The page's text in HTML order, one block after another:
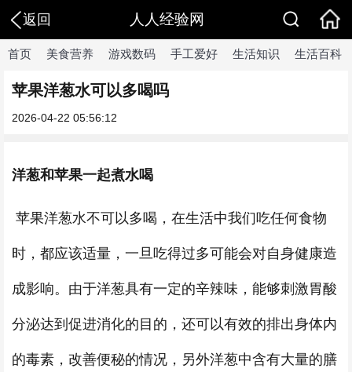
返回 人人经验网
首页 美食营养 游戏数码 手工爱好 生活知识 生活百科
苹果洋葱水可以多喝吗
2026-04-22 05:56:12
洋葱和苹果一起煮水喝
苹果洋葱水不可以多喝，在生活中我们吃任何食物
时，都应该适量，一旦吃得过多可能会对自身健康造
成影响。由于洋葱具有一定的辛辣味，能够刺激胃酸
分泌达到促进消化的目的，还可以有效的排出身体内
的毒素，改善便秘的情况，另外洋葱中含有大量的膳